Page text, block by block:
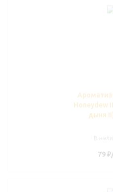
Honeydew
дыня
79₽